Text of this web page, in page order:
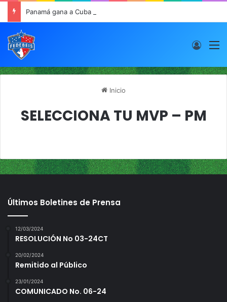
Panamá gana a Cuba y sigue buen paso en JCDC
Inicio
SELECCIONA TU MVP – PM
Últimos Boletines de Prensa
12/03/2024
RESOLUCIÓN No 03-24CT
20/02/2024
Remitido al Público
23/01/2024
COMUNICADO No. 06-24